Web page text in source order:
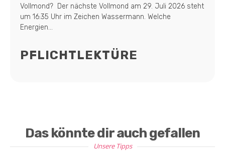
Vollmond? Der nächste Vollmond am 29. Juli 2026 steht
um 16:35 Uhr im Zeichen Wassermann. Welche
Energien...
PFLICHTLEKTÜRE
Das könnte dir auch gefallen
Unsere Tipps